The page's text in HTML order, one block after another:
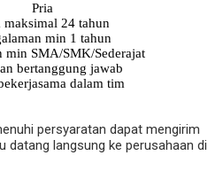
Pria
maksimal 24 tahun
min 1 tahun
min SMA/SMK/Sederajat
bertanggung jawab
dalam tim
persyaratan dapat mengirim
datang langsung ke perusahaan di